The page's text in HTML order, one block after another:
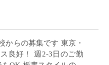
からの募集です 東京・
良好！ 週2-3日のご勤